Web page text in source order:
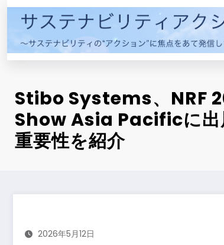
コ
ン
Stibo Systems、NRF
Show Asia Pacificに出
重要性を紹介
2026年5月12日